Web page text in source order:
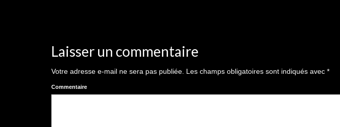
Laisser un commentaire
Votre adresse e-mail ne sera pas publiée. Les champs obligatoires sont indiqués avec *
Commentaire